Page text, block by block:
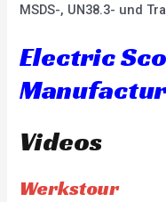
MSDS-, UN38.3- und
Electric
Videos
Werkstour